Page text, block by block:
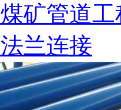
煤矿管道工
法兰连接